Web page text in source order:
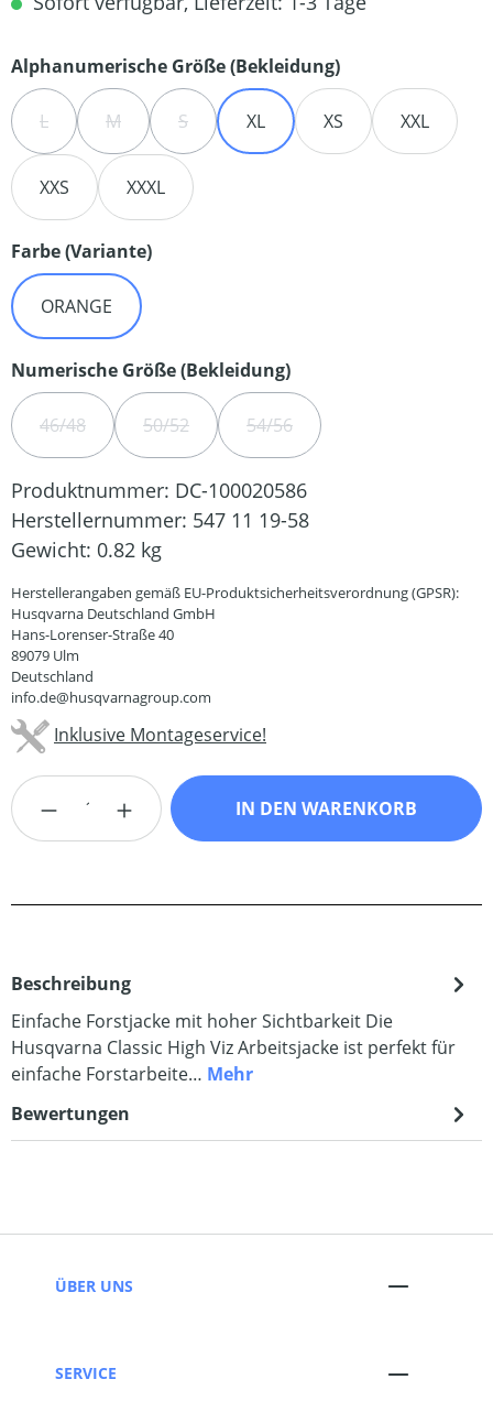
Alphanumerische Größe (Bekleidung)auswählen
L(DIESE OPTION IST ZURZEIT NICHT VERFÜGBAR.)
M(DIESE OPTION IST ZURZEIT NICHT VERFÜGBAR.)
S(DIESE OPTION IST ZURZEIT NICHT
XL XS XXL
XXS XXXL
Farbe (Variante)auswählen
ORANGE
Numerische Größe (Bekleidung)auswählen
46/48(DIESE OPTION IST ZURZEIT NICHT VERFÜGBAR.)
50/52(DIESE OPTION IST ZURZEIT NICHT
54/56(DIESE OPTION IST ZURZEIT
Produktnummer: DC-100020586
Herstellernummer: 547 11 19-58
Gewicht: 0.82 kg
Herstellerangaben gemäß EU-Produktsicherheitsverordnung (GPSR):
Husqvarna Deutschland GmbH
Hans-Lorenser-Straße 40
89079 Ulm
Deutschland
info.de@husqvarnagroup.com
Inklusive Montageservice!
Produkt Anzahl: Gib den gewünschten
IN DEN WARENKORB
Beschreibung
Einfache Forstjacke mit hoher Sichtbarkeit Die
Husqvarna Classic High Viz Arbeitsjacke ist perfekt für
einfache Forstarbeite… Mehr
Bewertungen
ÜBER UNS
SERVICE